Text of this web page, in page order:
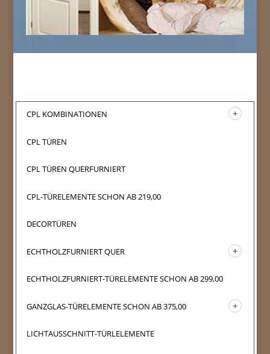
CPL KOMBINATIONEN
CPL TÜREN
CPL TÜREN QUERFURNIERT
CPL-TÜRELEMENTE SCHON AB 219,00
DECORTÜREN
ECHTHOLZFURNIERT QUER
ECHTHOLZFURNIERT-TÜRELEMENTE SCHON AB 299,00
GANZGLAS-TÜRELEMENTE SCHON AB 375,00
LICHTAUSSCHNITT-TÜRLELEMENTE